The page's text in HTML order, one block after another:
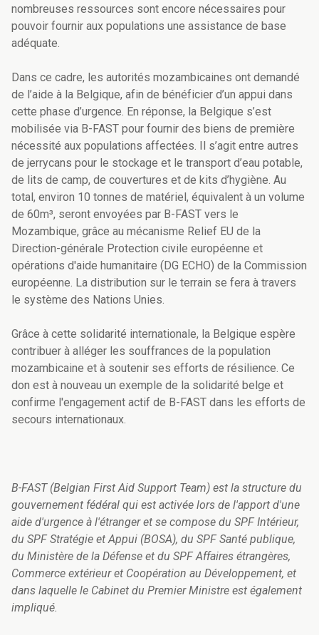
nombreuses ressources sont encore nécessaires pour
pouvoir fournir aux populations une assistance de base
adéquate.
Dans ce cadre, les autorités mozambicaines ont demandé
de l’aide à la Belgique, afin de bénéficier d’un appui dans
cette phase d’urgence. En réponse, la Belgique s’est
mobilisée via B-FAST pour fournir des biens de première
nécessité aux populations affectées. Il s’agit entre autres
de jerrycans pour le stockage et le transport d’eau potable,
de lits de camp, de couvertures et de kits d’hygiène. Au
total, environ 10 tonnes de matériel, équivalent à un volume
de 60m³, seront envoyées par B-FAST vers le
Mozambique, grâce au mécanisme Relief EU de la
Direction-générale Protection civile européenne et
opérations d'aide humanitaire (DG ECHO) de la Commission
européenne. La distribution sur le terrain se fera à travers
le système des Nations Unies.
Grâce à cette solidarité internationale, la Belgique espère
contribuer à alléger les souffrances de la population
mozambicaine et à soutenir ses efforts de résilience. Ce
don est à nouveau un exemple de la solidarité belge et
confirme l'engagement actif de B-FAST dans les efforts de
secours internationaux.
B-FAST (Belgian First Aid Support Team) est la structure du
gouvernement fédéral qui est activée lors de l'apport d'une
aide d'urgence à l'étranger et se compose du SPF Intérieur,
du SPF Stratégie et Appui (BOSA), du SPF Santé publique,
du Ministère de la Défense et du SPF Affaires étrangères,
Commerce extérieur et Coopération au Développement, et
dans laquelle le Cabinet du Premier Ministre est également
impliqué.